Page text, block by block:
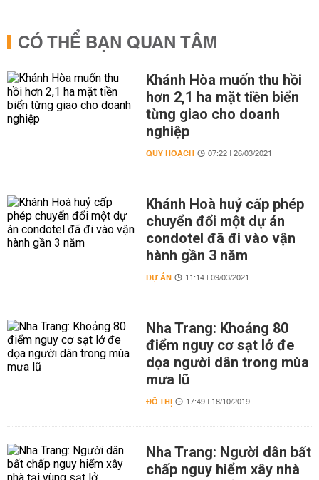
CÓ THỂ BẠN QUAN TÂM
Khánh Hòa muốn thu hồi
hơn 2,1 ha mặt tiền biển
từng giao cho doanh
nghiệp
QUY HOẠCH 07:22 | 26/03/2021
Khánh Hoà huỷ cấp phép
chuyển đổi một dự án
condotel đã đi vào vận
hành gần 3 năm
DỰ ÁN 11:14 | 09/03/2021
Nha Trang: Khoảng 80
điểm nguy cơ sạt lở đe
dọa người dân trong mùa
mưa lũ
ĐÔ THỊ 17:49 | 18/10/2019
Nha Trang: Người dân bất
chấp nguy hiểm xây nhà